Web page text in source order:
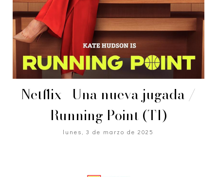
Netflix | Una nueva jugada /
Running Point (T1)
lunes, 3 de marzo de 2025